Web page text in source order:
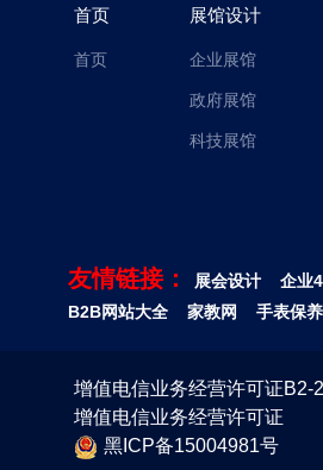
首页
首页
展馆设计
企业展馆
政府展馆
科技展馆
友情链接： 展会设计 企业
B2B网站大全
家教网 手表保养
增值电信业务经营许可证B2-
增值电信业务经营许可证
黑ICP备15004981号